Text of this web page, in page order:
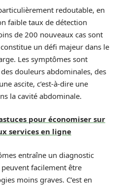
redoutable, en
faible taux de détection
de 200 nouveaux cas sont
un défi majeur dans le
Les symptômes sont
douleurs abdominales, des
ascite, c’est-à-dire une
la cavité abdominale.
pour économiser sur
services en ligne
entraîne un diagnostic
facilement être
moins graves. C’est en